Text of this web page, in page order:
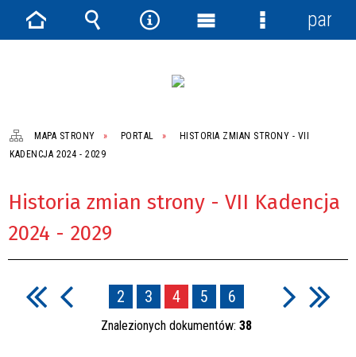
MAPA STRONY PORTAL
HISTORIA ZMIAN STRONY - VII
KADENCJA 2024 - 2029
Historia zmian strony - VII Kadencja
2024 - 2029
2 3 4 5 6
Znalezionych dokumentów: 38
Strona Wyszukiwarka
NarzędziaMenu
Menu
panel